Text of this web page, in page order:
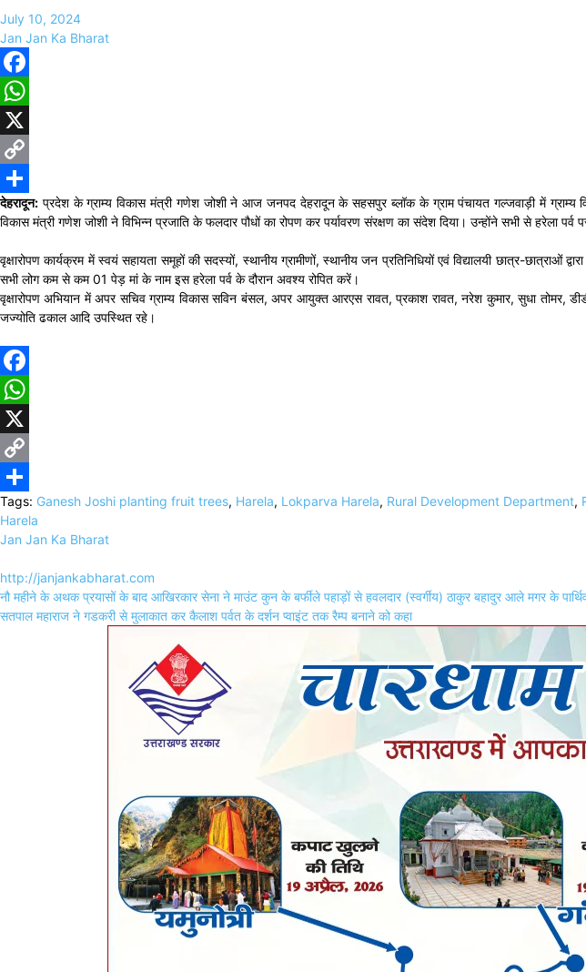
July 10, 2024
Jan Jan Ka Bharat
Facebook
WhatsApp
X
Copy
Link
Share
देहरादून: प्रदेश के ग्राम्य विकास मंत्री गणेश जोशी ने आज जनपद देहरादून के सहसपुर ब्लॉक के ग्राम पंचायत गल्जवाड़ी में ग्राम्य
विकास मंत्री गणेश जोशी ने विभिन्न प्रजाति के फलदार पौधों का रोपण कर पर्यावरण संरक्षण का संदेश दिया। उन्होंने सभी से हरेला
वृक्षारोपण कार्यक्रम में स्वयं सहायता समूहों की सदस्यों, स्थानीय ग्रामीणों, स्थानीय जन प्रतिनिधियों एवं विद्यालयी छात्र-छात्राओं
सभी लोग कम से कम 01 पेड़ मां के नाम इस हरेला पर्व के दौरान अवश्य रोपित करें।
वृक्षारोपण अभियान में अपर सचिव ग्राम्य विकास सविन बंसल, अपर आयुक्त आरएस रावत, प्रकाश रावत, नरेश कुमार, सुधा तोमर,
जज्योति ढकाल आदि उपस्थित रहे।
Facebook
WhatsApp
X
Copy
Link
Share
Tags: Ganesh Joshi planting fruit trees, Harela, Lokparva Harela, Rural Development Department,
Harela
Jan Jan Ka Bharat
http://janjankabharat.com
Post
navigation
नौ महीने के अथक प्रयासों के बाद आखिरकार सेना ने माउंट कुन के बर्फीले पहाड़ों से हवलदार (स्वर्गीय) ठाकुर बहादुर आले मगर के
सतपाल महाराज ने गडकरी से मुलाकात कर कैलाश पर्वत के दर्शन प्वाइंट तक रैम्प बनाने को कहा